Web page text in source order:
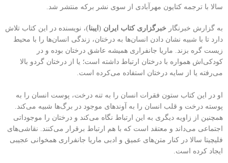
سالا با ترجمه کتایون مهرآبادی از سوی نشر برکه منتشر شد.
به گزارش خبرنگار خبرگزاری کتاب ایران ( ایبنا)، نویسنده در این کتاب تلاش
دارد تا با شبیه نشان دادن انسان‌ها به درختان، زندگی انسان‌ها را با محیط
زیست گره بزند. ماریا جانفراری همیشه عاشق درختان بوده و در
کودکی‌اش همواره با درختان ارتباط داشته است؛ یا از درختان گردو بالا
می‌رفته یا از سایه درختان استفاده می‌کرده است.
او در این کتاب ستون فقرات انسان را به تنه درخت، پوست انسان را به
پوسته درخت و قلب انسان را به آوندهای موجود در برگ‌ها شبیه می‌کند.
همچنین از زاویه دیگری به این ارتباط نگاه می‌کند و درختان را موجوداتی
اجتماعی می‌داند و معتقد است که با هم ارتباط برقرار می‌کنند. نقاشی‌های
فلیچیتا سالا در کنار متن‌های عمیق و ادبی ماریا جانفراری همخوانی عجیبی
ایجاد کرده است.